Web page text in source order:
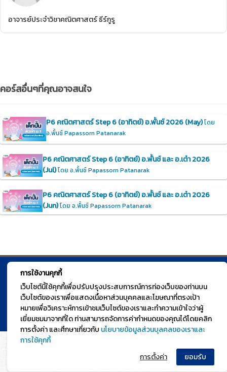
อาจารย์ประจำวิชาคณิตศาสตร์ ธีร์กูรู
คอร์สอื่นๆที่คุณอาจสนใจ
P6 คณิตศาสตร์ Step 6 (อาทิตย์) อ.พั้นซ์ 2026 (May)โดย
อ.พั้นช์ Papassorn Patanarak
P6 คณิตศาสตร์ Step 6 (อาทิตย์) อ.พั้นช์ และ อ.เต๋า 2026
(Jul)โดย อ.พั้นช์ Papassorn Patanarak
P6 คณิตศาสตร์ Step 6 (อาทิตย์) อ.พั้นช์ และ อ.เต๋า 2026
(Jun)โดย อ.พั้นช์ Papassorn Patanarak
การใช้งานคุกกี้
เว็บไซต์นี้ใช้คุกกี้เพื่อปรับปรุงประสบการณ์การท่องเว็บของท่านบน
เว็บไซต์ของเราเพื่อแสดงเนื้อหาส่วนบุคคลและโฆษณาที่ตรงเป้า
หมายเพื่อวิเคราะห์การเข้าชมเว็บไซต์ของเราและทำความเข้าใจว่าผู้
เยี่ยมชมมาจากที่ใด ท่านสามารถจัดการค่ากำหนดของคุณได้โดยคลิก
การตั้งค่า และศึกษาเกี่ยวกับ นโยบายข้อมูลส่วนบุลคลของเราและ
การใช้คุกกี้
การตั้งค่า
© TGURU.online 2026 All right reserved. v1.0 Powered by Course
Square